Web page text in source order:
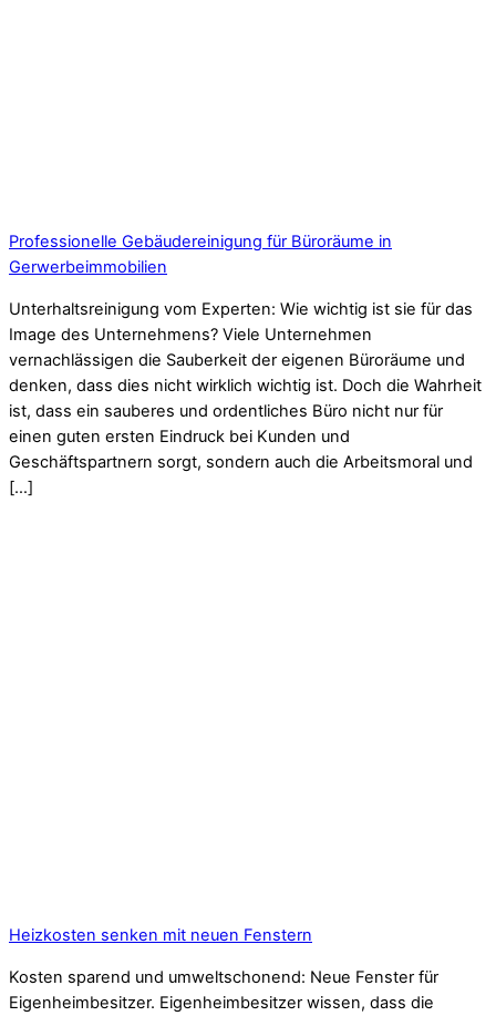
Professionelle Gebäudereinigung für Büroräume in
Gerwerbeimmobilien
Unterhaltsreinigung vom Experten: Wie wichtig ist sie für das
Image des Unternehmens? Viele Unternehmen
vernachlässigen die Sauberkeit der eigenen Büroräume und
denken, dass dies nicht wirklich wichtig ist. Doch die Wahrheit
ist, dass ein sauberes und ordentliches Büro nicht nur für
einen guten ersten Eindruck bei Kunden und
Geschäftspartnern sorgt, sondern auch die Arbeitsmoral und
[…]
Heizkosten senken mit neuen Fenstern
Kosten sparend und umweltschonend: Neue Fenster für
Eigenheimbesitzer. Eigenheimbesitzer wissen, dass die